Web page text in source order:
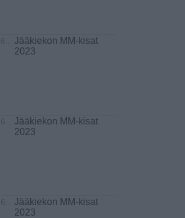
Jääkiekon MM-kisat
2023
Jääkiekon MM-kisat
2023
Jääkiekon MM-kisat
2023